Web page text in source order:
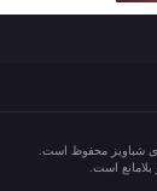
شباویز محفوظ است.
است.